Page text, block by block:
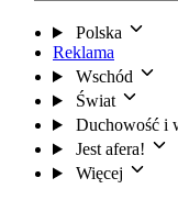
Polska
Reklama
Wschód
Świat
Duchowość i
Jest afera!
Więcej